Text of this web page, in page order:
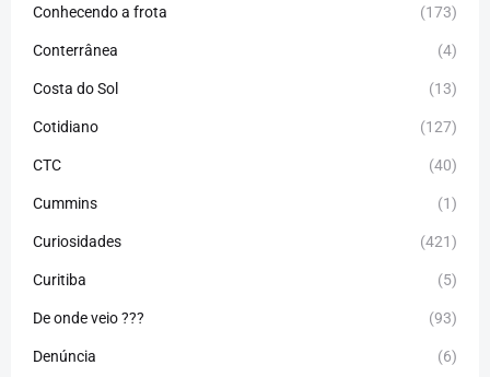
Conhecendo a frota (173)
Conterrânea (4)
Costa do Sol (13)
Cotidiano (127)
CTC (40)
Cummins (1)
Curiosidades (421)
Curitiba (5)
De onde veio ??? (93)
Denúncia (6)